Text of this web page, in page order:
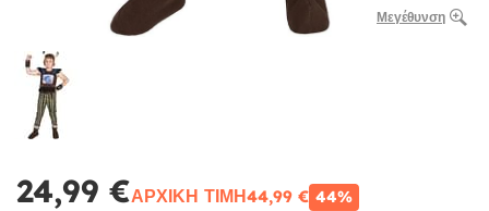
Μεγέθυνση
24,99 €ΑΡΧΙΚΉ ΤΙΜΉ44,99 € 44%